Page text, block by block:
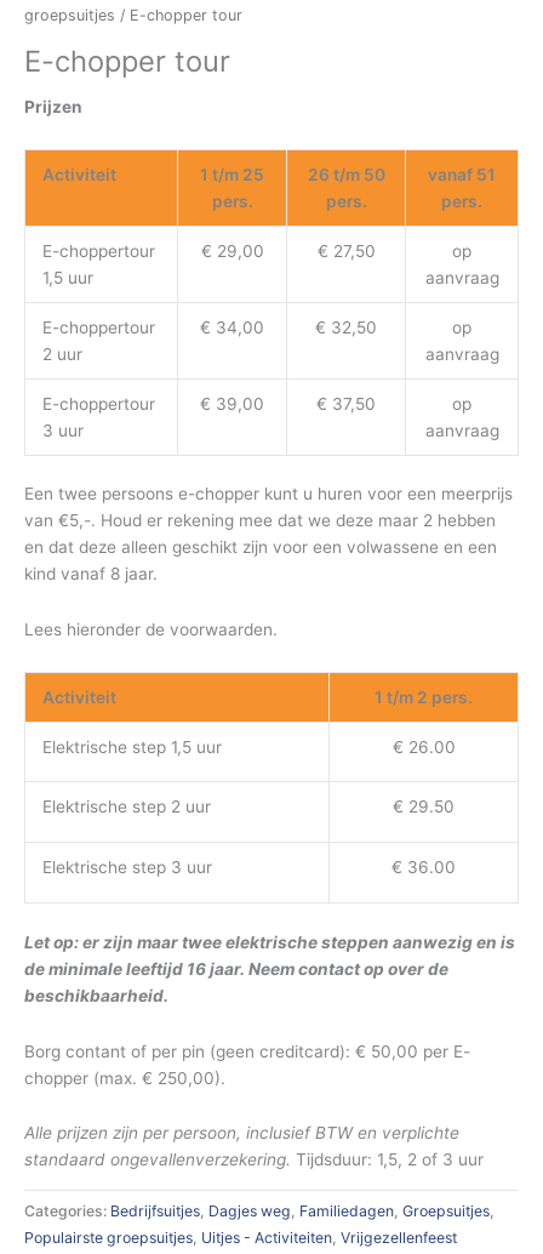
groepsuitjes / E-chopper tour
E-chopper tour
Prijzen
Activiteit
1 t/m 25
pers.
26 t/m 50
pers.
vanaf 51
pers.
E-choppertour
1,5 uur
€ 29,00 € 27,50
op
aanvraag
E-choppertour
2 uur
€ 34,00 € 32,50
op
aanvraag
E-choppertour
3 uur
€ 39,00 € 37,50
op
aanvraag
Een twee persoons e-chopper kunt u huren voor een meerprijs
van €5,-. Houd er rekening mee dat we deze maar 2 hebben
en dat deze alleen geschikt zijn voor een volwassene en een
kind vanaf 8 jaar.
Lees hieronder de voorwaarden.
Activiteit 1 t/m 2 pers.
Elektrische step 1,5 uur € 26.00
Elektrische step 2 uur € 29.50
Elektrische step 3 uur € 36.00
Let op: er zijn maar twee elektrische steppen aanwezig en is
de minimale leeftijd 16 jaar. Neem contact op over de
beschikbaarheid.
Borg contant of per pin (geen creditcard): € 50,00 per E-
chopper (max. € 250,00).
Alle prijzen zijn per persoon, inclusief BTW en verplichte
standaard ongevallenverzekering. Tijdsduur: 1,5, 2 of 3 uur
Categories: Bedrijfsuitjes, Dagjes weg, Familiedagen, Groepsuitjes,
Populairste groepsuitjes, Uitjes - Activiteiten, Vrijgezellenfeest